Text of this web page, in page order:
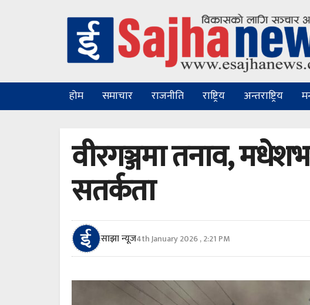
होम समाचार राजनीति राष्ट्रिय अन्तराष्ट्रिय
वीरगञ्जमा तनाव,
सतर्कता
साझा न्यूज4th January 2026 , 2:21 PM